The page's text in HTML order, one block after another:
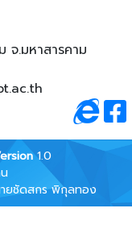
.มหาสารคาม
1.0
ยชัดสกร พิกุลทอง